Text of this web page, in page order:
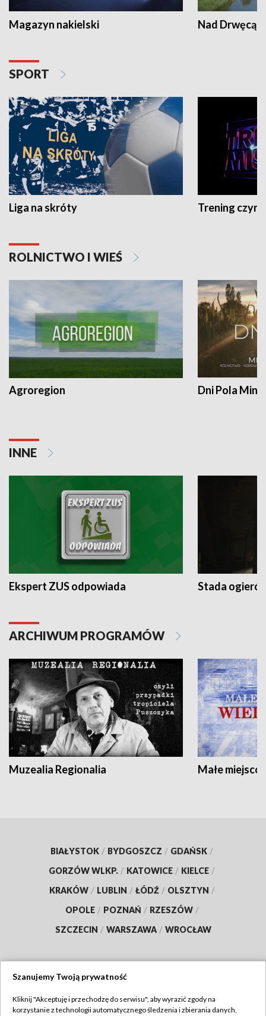
Magazyn nakielski Nad Drwęcą
SPORT
Liga na skróty Trening czyni
ROLNICTWO I WIEŚ
Agroregion Dni Pola
INNE
Ekspert ZUS odpowiada Stada
ARCHIWUM PROGRAMÓW
Muzealia Regionalia Małe
BIAŁYSTOK / BYDGOSZCZ / GDAŃSK /
GORZÓW WLKP. / KATOWICE / KIELCE /
KRAKÓW / LUBLIN / ŁÓDŹ / OLSZTYN /
OPOLE / POZNAŃ / RZESZÓW /
SZCZECIN / WARSZAWA / WROCŁAW
TVP
Szanujemy Twoją prywatność
Kliknij "Akceptuję i przechodzę do serwisu", aby wyrazić zgody na
korzystanie z technologii automatycznego śledzenia i zbierania danych,